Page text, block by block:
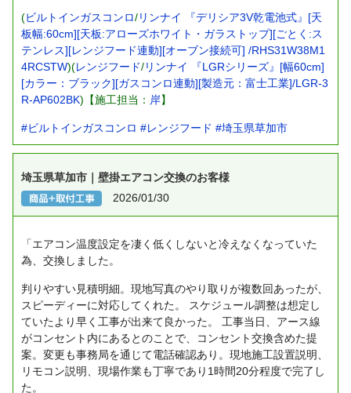
(ビルトインガスコンロ/リンナイ 『デリシア3V乾電池式』[天
板幅:60cm][天板:アローズホワイト・ガラストップ][ごとく:ス
テンレス][レンジフード連動][オーブン接続可] /RHS31W38M1
4RCSTW)(レンジフード/リンナイ 『LGRシリーズ』[幅60cm]
[カラー：ブラック][ガスコンロ連動][製造元：富士工業]/LGR-3
R-AP602BK)【施工担当： 岸】
#ビルトインガスコンロ #レンジフード #埼玉県草加市
埼玉県草加市｜壁掛エアコン交換のお客様
2026/01/30
「エアコン温度設定を凄く低くしないと冷えなくなっていた
為、交換しました。
判りやすい見積明細。現地写真のやり取りが複数回あったが、
スピーディーに対応してくれた。
スケジュール調整は想定し
ていたより早く工事が出来て良かった。
工事当日、アース線
がコンセント内にあるとのことで、コンセント交換含めた提
案。変更も事務局を通じて電話確認あり。現地施工設置説明、
リモコン説明、現場作業も丁寧であり1時間20分程度で完了し
た。